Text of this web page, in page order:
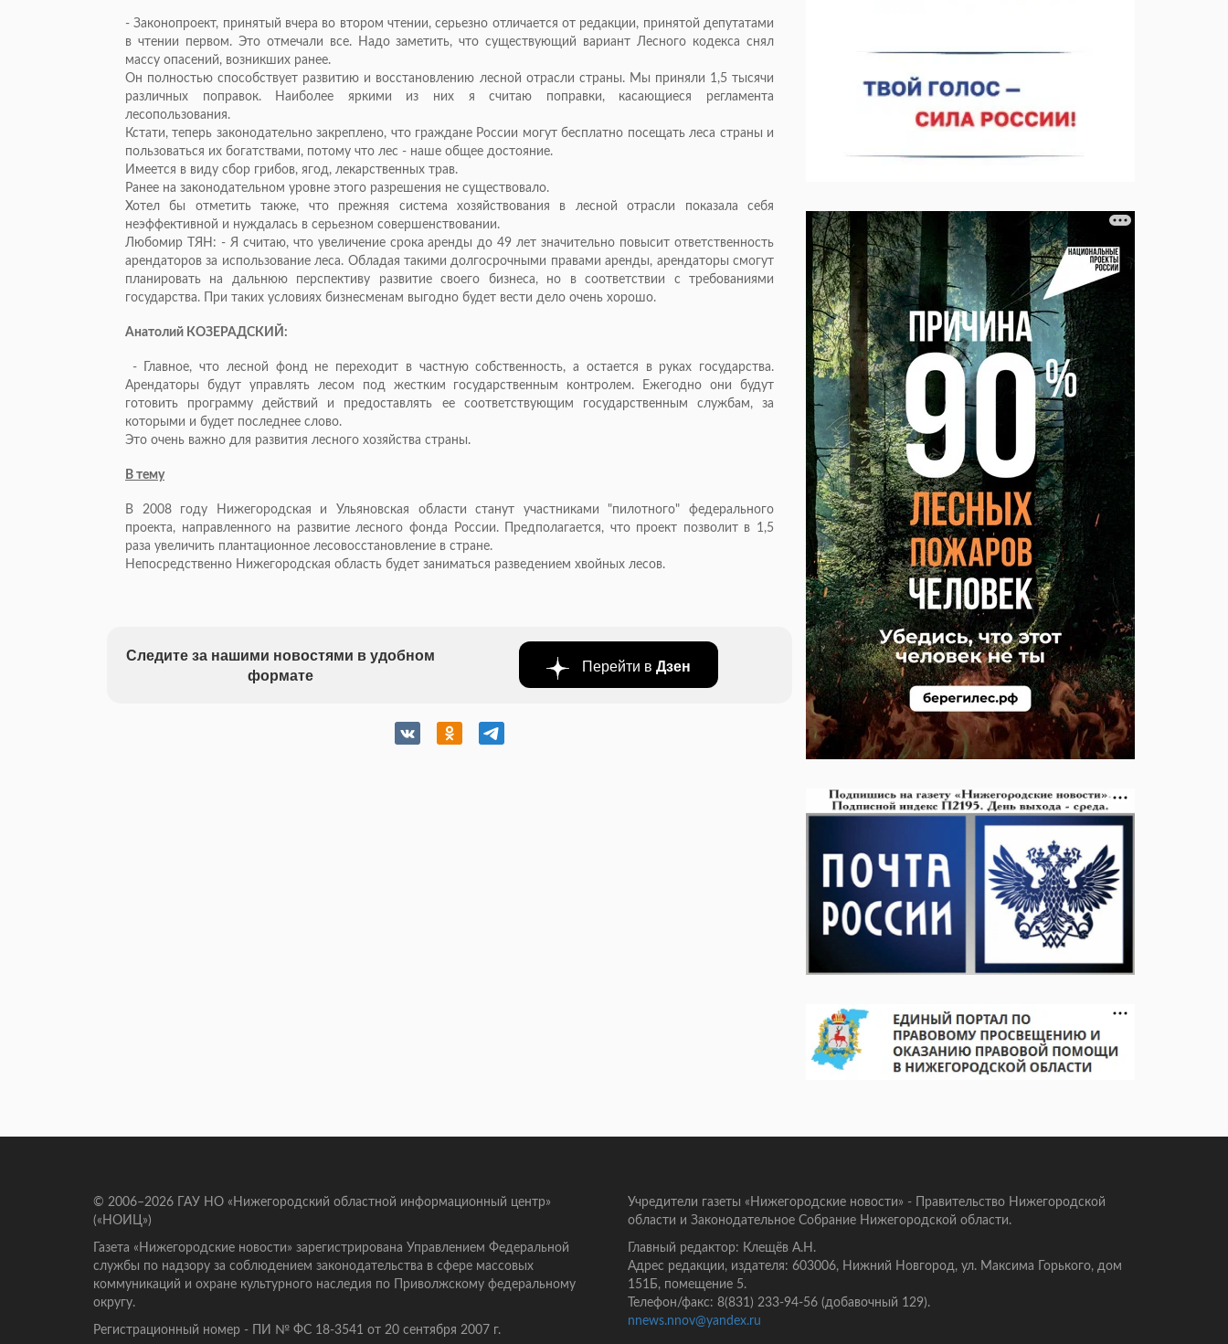
- Законопроект, принятый вчера во втором чтении, серьезно отличается от редакции, принятой депутатами
в чтении первом. Это отмечали все. Надо заметить, что существующий вариант Лесного кодекса снял
массу опасений, возникших ранее.
Он полностью способствует развитию и восстановлению лесной отрасли страны. Мы приняли 1,5 тысячи
различных поправок. Наиболее яркими из них я считаю поправки, касающиеся регламента
лесопользования.
Кстати, теперь законодательно закреплено, что граждане России могут бесплатно посещать леса страны и
пользоваться их богатствами, потому что лес - наше общее достояние.
Имеется в виду сбор грибов, ягод, лекарственных трав.
Ранее на законодательном уровне этого разрешения не существовало.
Хотел бы отметить также, что прежняя система хозяйствования в лесной отрасли показала себя
неэффективной и нуждалась в серьезном совершенствовании.
Любомир ТЯН: - Я считаю, что увеличение срока аренды до 49 лет значительно повысит ответственность
арендаторов за использование леса. Обладая такими долгосрочными правами аренды, арендаторы смогут
планировать на дальнюю перспективу развитие своего бизнеса, но в соответствии с требованиями
государства. При таких условиях бизнесменам выгодно будет вести дело очень хорошо.
Анатолий КОЗЕРАДСКИЙ:
- Главное, что лесной фонд не переходит в частную собственность, а остается в руках государства.
Арендаторы будут управлять лесом под жестким государственным контролем. Ежегодно они будут
готовить программу действий и предоставлять ее соответствующим государственным службам, за
которыми и будет последнее слово.
Это очень важно для развития лесного хозяйства страны.
В тему
В 2008 году Нижегородская и Ульяновская области станут участниками "пилотного" федерального
проекта, направленного на развитие лесного фонда России. Предполагается, что проект позволит в 1,5
раза увеличить плантационное лесовосстановление в стране.
Непосредственно Нижегородская область будет заниматься разведением хвойных лесов.
Следите за нашими новостями в удобном
формате
Перейти в Дзен
© 2006–2026 ГАУ НО «Нижегородский областной информационный центр»
(«НОИЦ»)
Газета «Нижегородские новости» зарегистрирована Управлением Федеральной
службы по надзору за соблюдением законодательства в сфере массовых
коммуникаций и охране культурного наследия по Приволжскому федеральному
округу.
Регистрационный номер - ПИ № ФС 18-3541 от 20 сентября 2007 г.
Учредители газеты «Нижегородские новости» - Правительство Нижегородской
области и Законодательное Собрание Нижегородской области.
Главный редактор: Клещёв А.Н.
Адрес редакции, издателя: 603006, Нижний Новгород, ул. Максима Горького, дом
151Б, помещение 5.
Телефон/факс: 8(831) 233-94-56 (добавочный 129).
nnews.nnov@yandex.ru